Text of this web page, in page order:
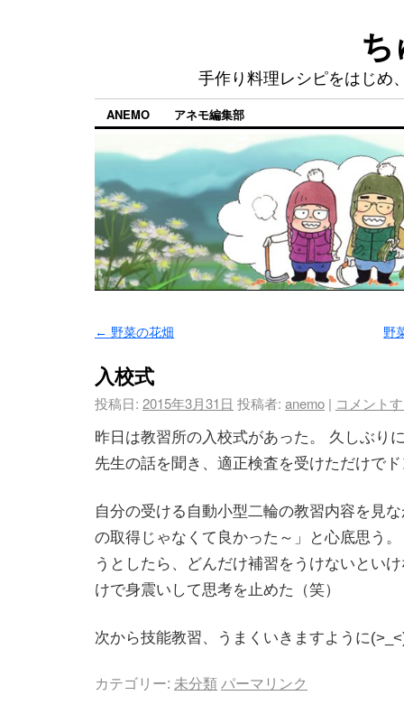
手作り料理レシピをはじめ
ANEMO アネモ編集部
← 野菜の花畑 野
入校式
投稿日: 2015年3月31日 投稿者: anemo | コメント
昨日は教習所の入校式があった。 久しぶり
先生の話を聞き、適正検査を受けただけで
自分の受ける自動小型二輪の教習内容を見
の取得じゃなくて良かった～」と心底思う
うとしたら、どんだけ補習をうけないとい
けで身震いして思考を止めた（笑）
次から技能教習、うまくいきますように
カテゴリー: 未分類 パーマリンク